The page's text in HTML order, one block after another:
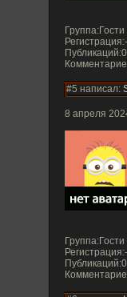
Группа:Гости
Публикаций:0
#5 написал:
8 апреля
Группа:Гости
Публикаций:0